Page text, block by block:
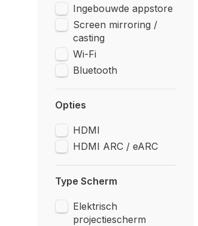
Ingebouwde appstore
Screen mirroring /
casting
Wi-Fi
Bluetooth
Opties
HDMI
HDMI ARC / eARC
Type Scherm
Elektrisch
projectiescherm